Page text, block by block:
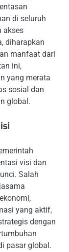
di seluruh
akses
diharapkan
manfaat dari
ini,
yang merata
sosial dan
global.
visi dan
Salah
yang aktif,
dengan
pasar global.